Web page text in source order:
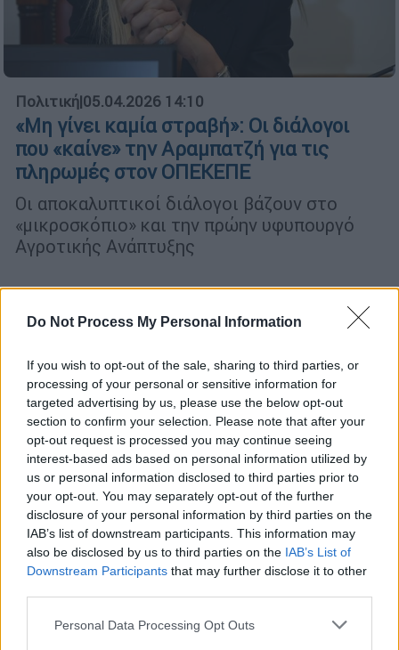
Do Not Process My Personal Information
If you wish to opt-out of the sale, sharing to third parties, or
processing of your personal or sensitive information for
targeted advertising by us, please use the below opt-out
section to confirm your selection. Please note that after your
opt-out request is processed you may continue seeing
interest-based ads based on personal information utilized by
us or personal information disclosed to third parties prior to
your opt-out. You may separately opt-out of the further
disclosure of your personal information by third parties on the
IAB’s list of downstream participants. This information may
also be disclosed by us to third parties on the IAB’s List of
Downstream Participants that may further disclose it to other
Please note that this website/app uses one or more Google
Personal Data Processing Opt Outs
Πολιτική|05.04.2026 14:10
«Μη γίνει καμία στραβή»: Οι διάλογοι
που «καίνε» την Αραμπατζή για τις
πληρωμές στον ΟΠΕΚΕΠΕ
Οι αποκαλυπτικοί διάλογοι βάζουν στο
«μικροσκόπιο» και την πρώην υφυπουργό
Αγροτικής Ανάπτυξης
Πολιτική|05.04.2026 11:51
Αραμπατζή για ΟΠΕΚΕΠΕ: Θέτω τον
εαυτό μου στη διάθεση κάθε αρμόδιας